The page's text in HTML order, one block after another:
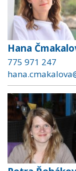
Hana
775 971 247